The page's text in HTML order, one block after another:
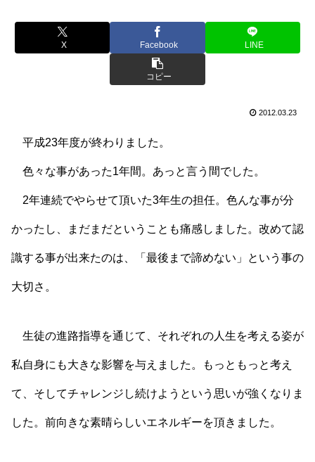
X Facebook LINE
コピー
2012.03.23
平成23年度が終わりました。
色々な事があった1年間。あっと言う間でした。
2年連続でやらせて頂いた3年生の担任。色んな事が分
かったし、まだまだということも痛感しました。改めて認
識する事が出来たのは、「最後まで諦めない」という事の
大切さ。
生徒の進路指導を通じて、それぞれの人生を考える姿が
私自身にも大きな影響を与えました。もっともっと考え
て、そしてチャレンジし続けようという思いが強くなりま
した。前向きな素晴らしいエネルギーを頂きました。